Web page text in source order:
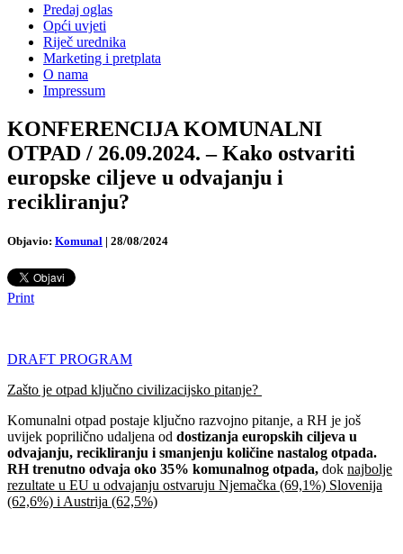
Predaj oglas
Opći uvjeti
Riječ urednika
Marketing i pretplata
O nama
Impressum
KONFERENCIJA KOMUNALNI
OTPAD / 26.09.2024. – Kako ostvariti
europske ciljeve u odvajanju i
recikliranju?
Objavio: Komunal | 28/08/2024
Print
DRAFT PROGRAM
Zašto je otpad ključno civilizacijsko pitanje?
Komunalni otpad postaje ključno razvojno pitanje, a RH je još
uvijek poprilično udaljena od dostizanja europskih ciljeva u
odvajanju, recikliranju i smanjenju količine nastalog otpada.
RH trenutno odvaja oko 35% komunalnog otpada, dok najbolje
rezultate u EU u odvajanju ostvaruju Njemačka (69,1%) Slovenija
(62,6%) i Austrija (62,5%)